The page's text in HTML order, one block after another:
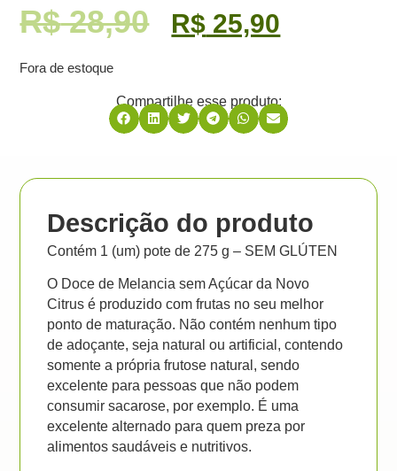
R$28,90 R$ 25,90
Fora de estoque
Compartilhe esse produto:
Descrição do produto
Contém 1 (um) pote de 275 g – SEM GLÚTEN
O Doce de Melancia sem Açúcar da Novo
Citrus é produzido com frutas no seu melhor
ponto de maturação. Não contém nenhum tipo
de adoçante, seja natural ou artificial, contendo
somente a própria frutose natural, sendo
excelente para pessoas que não podem
consumir sacarose, por exemplo. É uma
excelente alternado para quem preza por
alimentos saudáveis e nutritivos.